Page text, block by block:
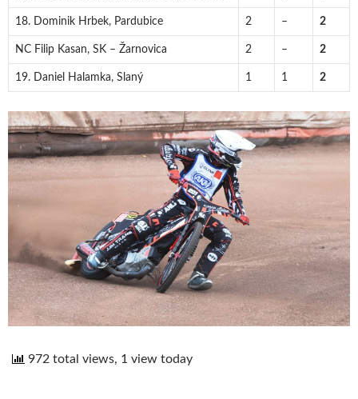
18. Dominik Hrbek, Pardubice 2 – 2
NC Filip Kasan, SK – Žarnovica 2 – 2
19. Daniel Halamka, Slaný 1 1 2
972 total views, 1 view today